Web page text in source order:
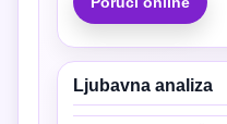
Ljubavna analiza